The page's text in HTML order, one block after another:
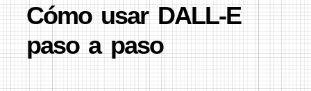
Cómo usar DALL-E
paso a paso